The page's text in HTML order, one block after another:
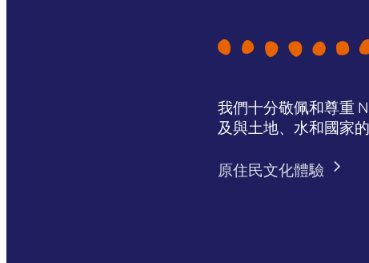
我們十分敬佩和尊重
及與土地、水和國家
原住民文化體驗